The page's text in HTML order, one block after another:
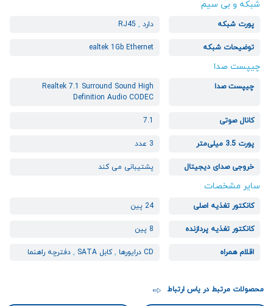
شبکه و بی سیم
پورت شبکه دارد ,
RJ45
توضیحات شبکه ealtek 1Gb Ethernet
چیپست صدا
چیپست صدا
Realtek 7.1 Surround Sound High
Definition Audio CODEC
کانال صوتی 7.1
پورت 3.5 میلی‌متر 3 عدد
خروجی صدای دیجیتال پشتیبانی می کند
سایر مشخصات
کانکتور تغذیه اصلی 24 پین
کانکتور تغذیه پردازنده 8 پین
اقلام همراه CD درایورها ,کابل SATA ,دفترچه راهنما
محصولات مرتبط در یاس ارتباط